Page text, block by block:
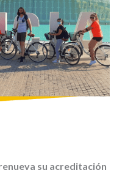
su acreditación